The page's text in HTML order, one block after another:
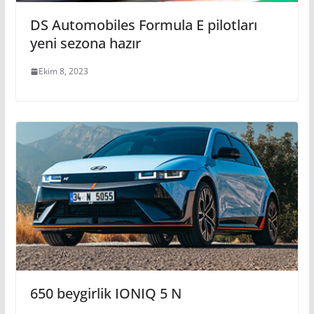
DS Automobiles Formula E pilotları
yeni sezona hazır
Ekim 8, 2023
650 beygirlik IONIQ 5 N